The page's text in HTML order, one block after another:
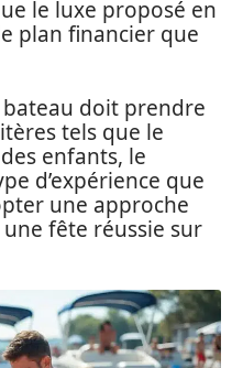
le luxe proposé en
plan financier que
doit prendre
tels que le
enfants, le
d’expérience que
une approche
fête réussie sur